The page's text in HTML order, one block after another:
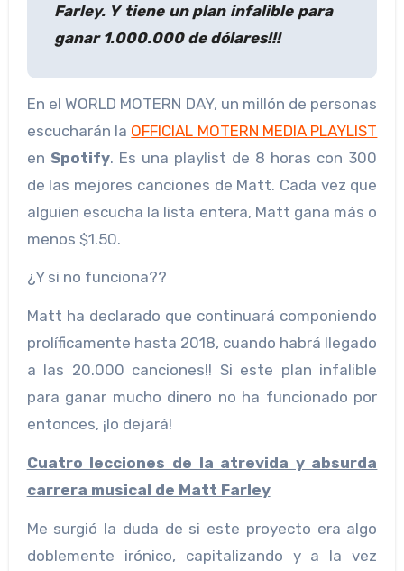
Farley. Y tiene un plan infalible para
ganar 1.000.000 de dólares!!!
En el WORLD MOTERN DAY, un millón de personas
escucharán la OFFICIAL MOTERN MEDIA PLAYLIST
en Spotify. Es una playlist de 8 horas con 300
de las mejores canciones de Matt. Cada vez que
alguien escucha la lista entera, Matt gana más o
menos $1.50.
¿Y si no funciona??
Matt ha declarado que continuará componiendo
prolíficamente hasta 2018, cuando habrá llegado
a las 20.000 canciones!! Si este plan infalible
para ganar mucho dinero no ha funcionado por
entonces, ¡lo dejará!
Cuatro lecciones de la atrevida y absurda
carrera musical de Matt Farley
Me surgió la duda de si este proyecto era algo
doblemente irónico, capitalizando y a la vez